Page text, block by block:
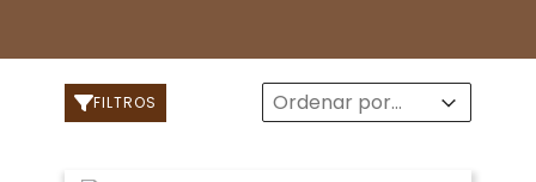
FILTROS Sort
Sort content
Sort content